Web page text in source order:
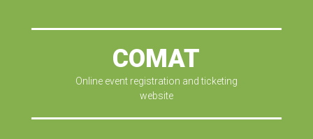
COMAT
Online event registration and ticketing
website